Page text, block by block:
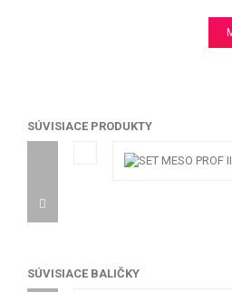
SÚVISIACE PRODUKTY
SÚVISIACE BALIČKY